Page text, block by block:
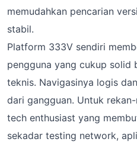
memudahkan pencarian
stabil.
Platform 333V sendiri
pengguna yang cukup solid
teknis. Navigasinya logis
dari gangguan. Untuk
tech enthusiast yang
sekadar testing network,